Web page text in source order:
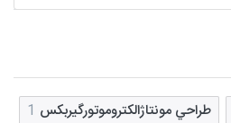
طراحي‌ مونتاژالکتروموتورگيربکس 1